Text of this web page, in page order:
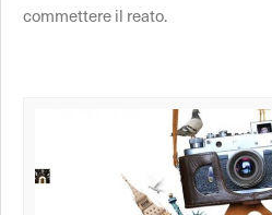
commettere il reato.